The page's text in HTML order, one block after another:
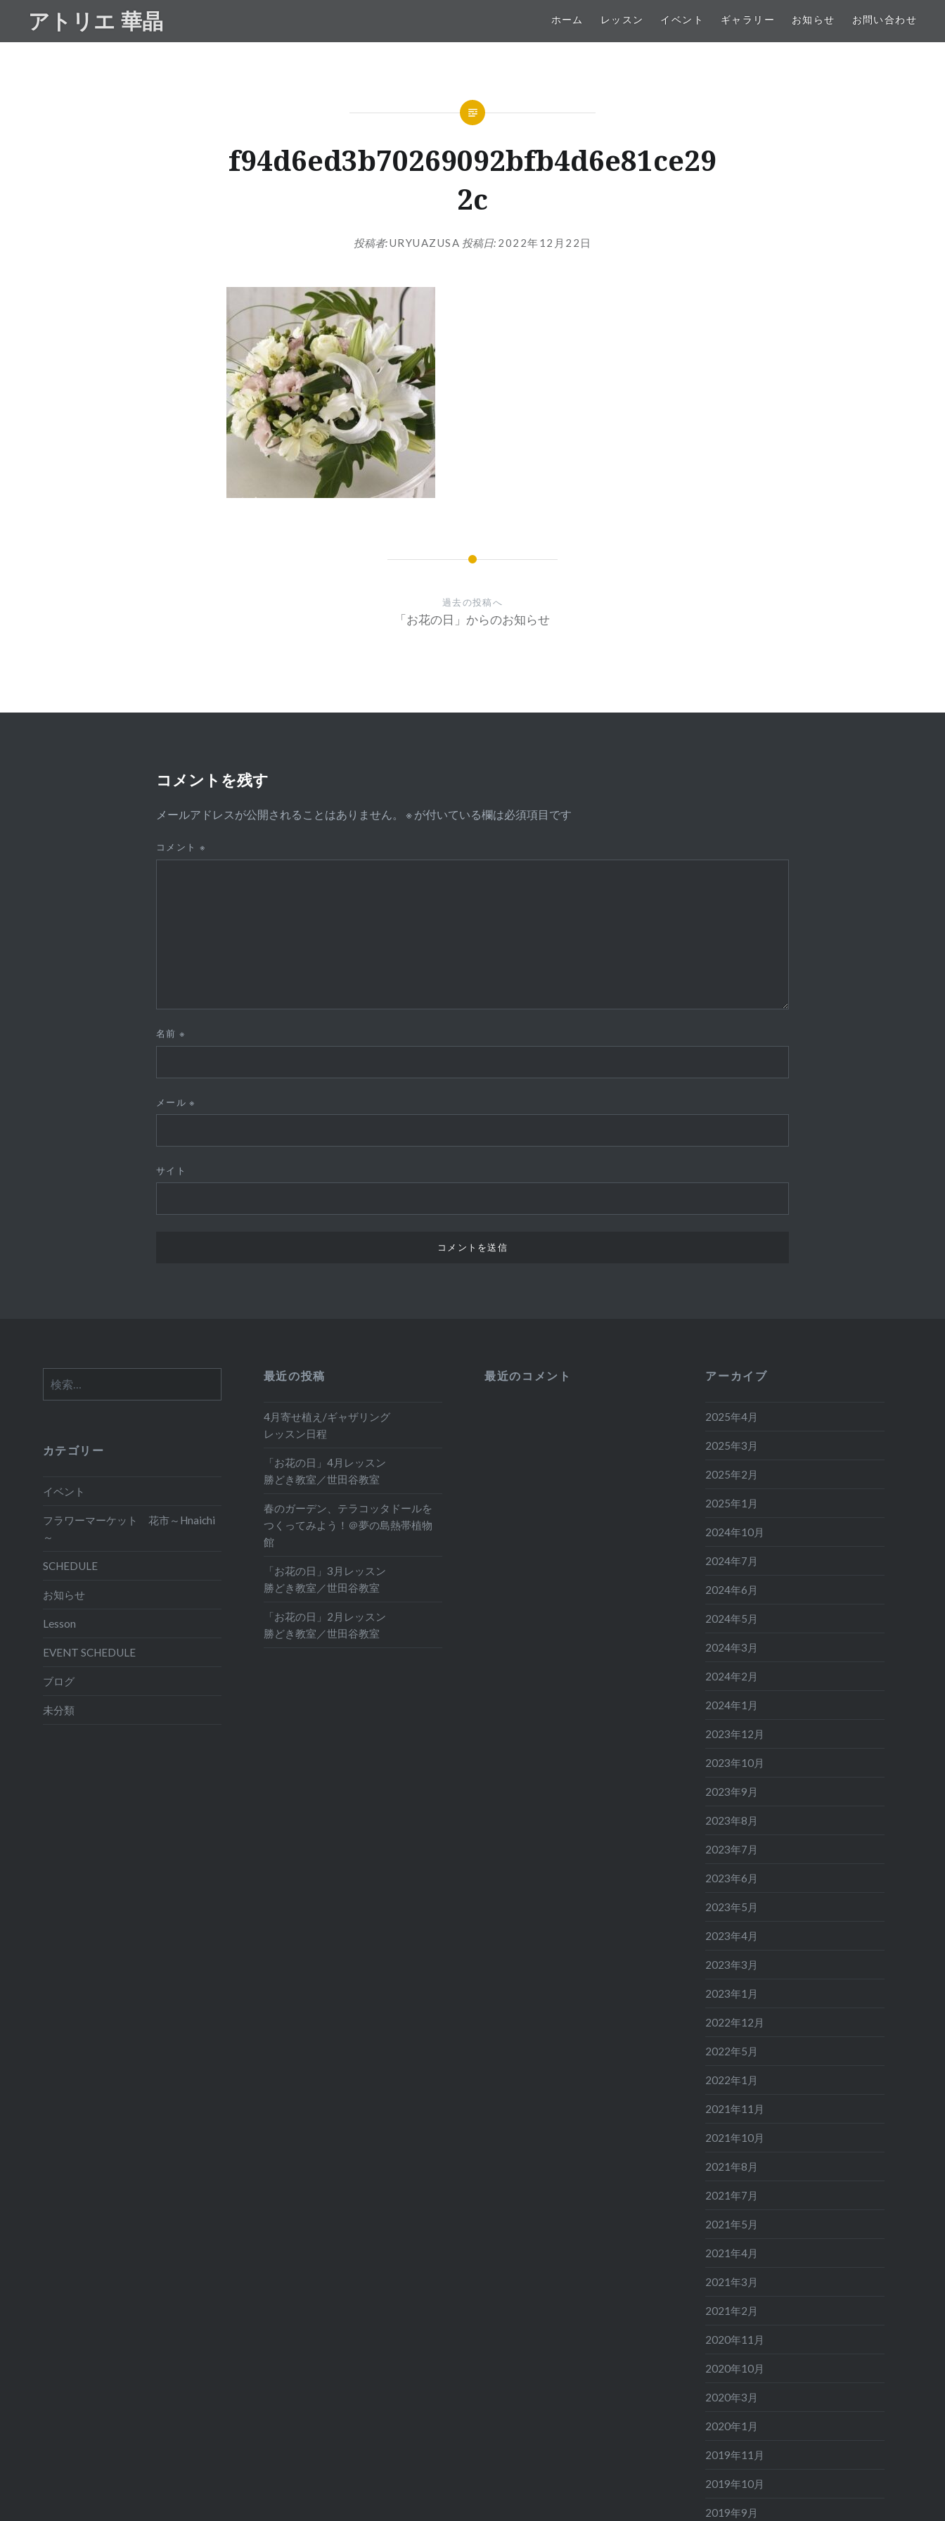
テ
アトリエ 華晶 ホーム レッスン イベント ギャラリー お知らせ お問い合わせ
f94d6ed3b70269092bfb4d6e81ce29
2c
投稿者:URYUAZUSA 投稿日: 2022年12月22日
シ
過去の投稿へ
「お花の日」からのお知らせ
コメントを残す
メールアドレスが公開されることはありません。 ※ が付いている欄は必須項目です
コメント ※
名前 ※
メール※
サイト
索:
最近の投稿
4月寄せ植え/ギャザリング
レッスン日程
「お花の日」4月レッスン
勝どき教室／世田谷教室
春のガーデン、テラコッタドールを
つくってみよう！＠夢の島熱帯植物
館
「お花の日」3月レッスン
勝どき教室／世田谷教室
「お花の日」2月レッスン
勝どき教室／世田谷教室
最近のコメント アーカイブ
2025年4月
2025年3月
2025年2月
2025年1月
2024年10月
2024年7月
2024年6月
2024年5月
2024年3月
2024年2月
2024年1月
2023年12月
2023年10月
2023年9月
2023年8月
2023年7月
2023年6月
2023年5月
2023年4月
2023年3月
2023年1月
2022年12月
2022年5月
2022年1月
2021年11月
2021年10月
2021年8月
2021年7月
2021年5月
2021年4月
2021年3月
2021年2月
2020年11月
2020年10月
2020年3月
2020年1月
2019年11月
2019年10月
2019年9月
カテゴリー
イベント
フラワーマーケット 花市～Hnaichi
～
SCHEDULE
お知らせ
Lesson
EVENT SCHEDULE
ブログ
未分類